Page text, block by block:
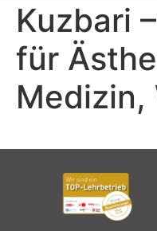
Kuzbari
für
Medizin,